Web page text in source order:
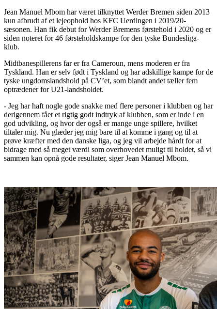
Jean Manuel Mbom har været tilknyttet Werder Bremen siden 2013
kun afbrudt af et lejeophold hos KFC Uerdingen i 2019/20-
sæsonen. Han fik debut for Werder Bremens førstehold i 2020 og er
siden noteret for 46 førsteholdskampe for den tyske Bundesliga-
klub.
Midtbanespillerens far er fra Cameroun, mens moderen er fra
Tyskland. Han er selv født i Tyskland og har adskillige kampe for de
tyske ungdomslandshold på CV’et, som blandt andet tæller fem
optrædener for U21-landsholdet.
- Jeg har haft nogle gode snakke med flere personer i klubben og har
derigennem fået et rigtig godt indtryk af klubben, som er inde i en
god udvikling, og hvor der også er mange unge spillere, hvilket
tiltaler mig. Nu glæder jeg mig bare til at komme i gang og til at
prøve kræfter med den danske liga, og jeg vil arbejde hårdt for at
bidrage med så meget værdi som overhovedet muligt til holdet, så vi
sammen kan opnå gode resultater, siger Jean Manuel Mbom.